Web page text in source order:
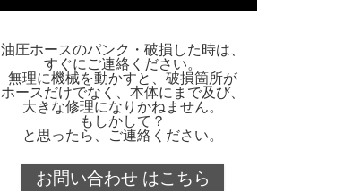
油圧ホースのパンク・破損した時は、
すぐにご連絡ください。
無理に機械を動かすと、破損箇所が
ホースだけでなく、本体にまで及び、
大きな修理になりかねません。
もしかして？
と思ったら、ご連絡ください。
お問い合わせ はこちら